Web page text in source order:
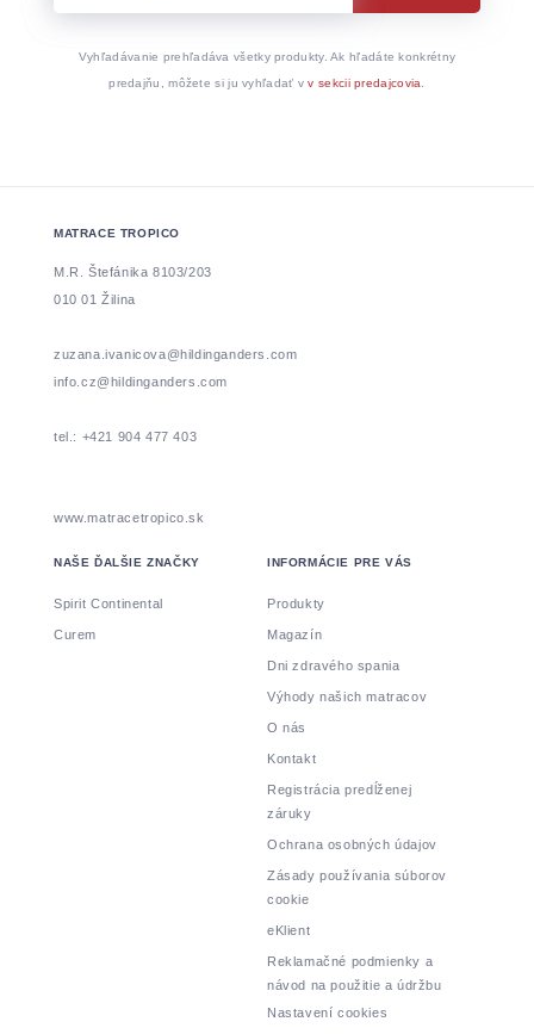
Vyhľadávanie prehľadáva všetky produkty. Ak hľadáte konkrétny
predajňu, môžete si ju vyhľadať vv sekcii predajcovia
MATRACE TROPICO
M.R. Štefánika 8103/203
010 01 Žilina
zuzana.ivanicova@hildinganders.com
info.cz@hildinganders.com
tel.: +421 904 477 403
www.matracetropico.sk
NAŠE ĎALŠIE ZNAČKY
Spirit Continental
Curem
INFORMÁCIE PRE VÁS
Produkty
Magazín
Dni zdravého spania
Výhody našich matracov
O nás
Kontakt
Registrácia predĺženej
záruky
Ochrana osobných údajov
Zásady používania súborov
cookie
eKlient
Reklamačné podmienky a
návod na použitie a údržbu
Nastavení cookies